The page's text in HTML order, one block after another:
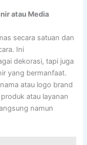
atau Media
secara satuan dan
Ini
dekorasi, tapi juga
yang bermanfaat.
atau logo brand
atau layanan
namun